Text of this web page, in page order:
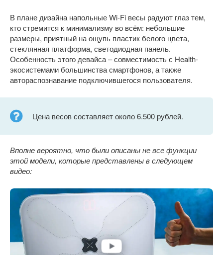
В плане дизайна напольные Wi-Fi весы радуют глаз тем,
кто стремится к минимализму во всём: небольшие
размеры, приятный на ощупь пластик белого цвета,
стеклянная платформа, светодиодная панель.
Особенность этого девайса – совместимость с Health-
экосистемами большинства смартфонов, а также
автораспознавание подключившегося пользователя.
Цена весов составляет около 6.500 рублей.
Вполне вероятно, что были описаны не все функции
этой модели, которые представлены в следующем
видео: